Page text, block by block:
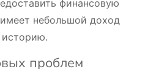
финансовую
небольшой доход
проблем